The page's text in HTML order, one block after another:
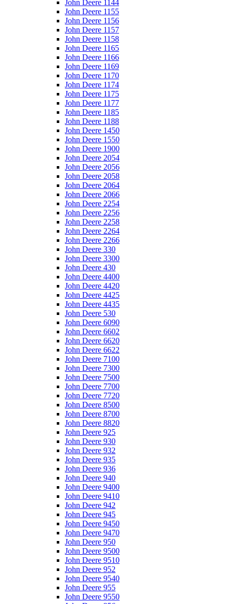
John Deere 1144
John Deere 1155
John Deere 1156
John Deere 1157
John Deere 1158
John Deere 1165
John Deere 1166
John Deere 1169
John Deere 1170
John Deere 1174
John Deere 1175
John Deere 1177
John Deere 1185
John Deere 1188
John Deere 1450
John Deere 1550
John Deere 1900
John Deere 2054
John Deere 2056
John Deere 2058
John Deere 2064
John Deere 2066
John Deere 2254
John Deere 2256
John Deere 2258
John Deere 2264
John Deere 2266
John Deere 330
John Deere 3300
John Deere 430
John Deere 4400
John Deere 4420
John Deere 4425
John Deere 4435
John Deere 530
John Deere 6090
John Deere 6602
John Deere 6620
John Deere 6622
John Deere 7100
John Deere 7300
John Deere 7500
John Deere 7700
John Deere 7720
John Deere 8500
John Deere 8700
John Deere 8820
John Deere 925
John Deere 930
John Deere 932
John Deere 935
John Deere 936
John Deere 940
John Deere 9400
John Deere 9410
John Deere 942
John Deere 945
John Deere 9450
John Deere 9470
John Deere 950
John Deere 9500
John Deere 9510
John Deere 952
John Deere 9540
John Deere 955
John Deere 9550